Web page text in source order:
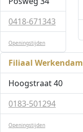
0418-671343
Openingstijden
Filiaal Werkendam
Hoogstraat 40
0183-501294
Openingstijden